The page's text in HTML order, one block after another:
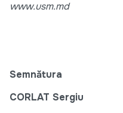
www.usm.md
Semnătura
CORLAT Sergiu